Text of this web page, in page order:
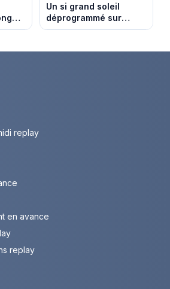
Un si grand soleil
déprogrammé sur
France 3 : cinq
diffusés le 13 août
replay
en avance
replay